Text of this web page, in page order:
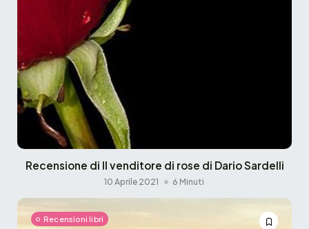
Recensione di Il venditore di rose di Dario Sardelli
10 Aprile 2021 6 Minuti
Recensioni libri